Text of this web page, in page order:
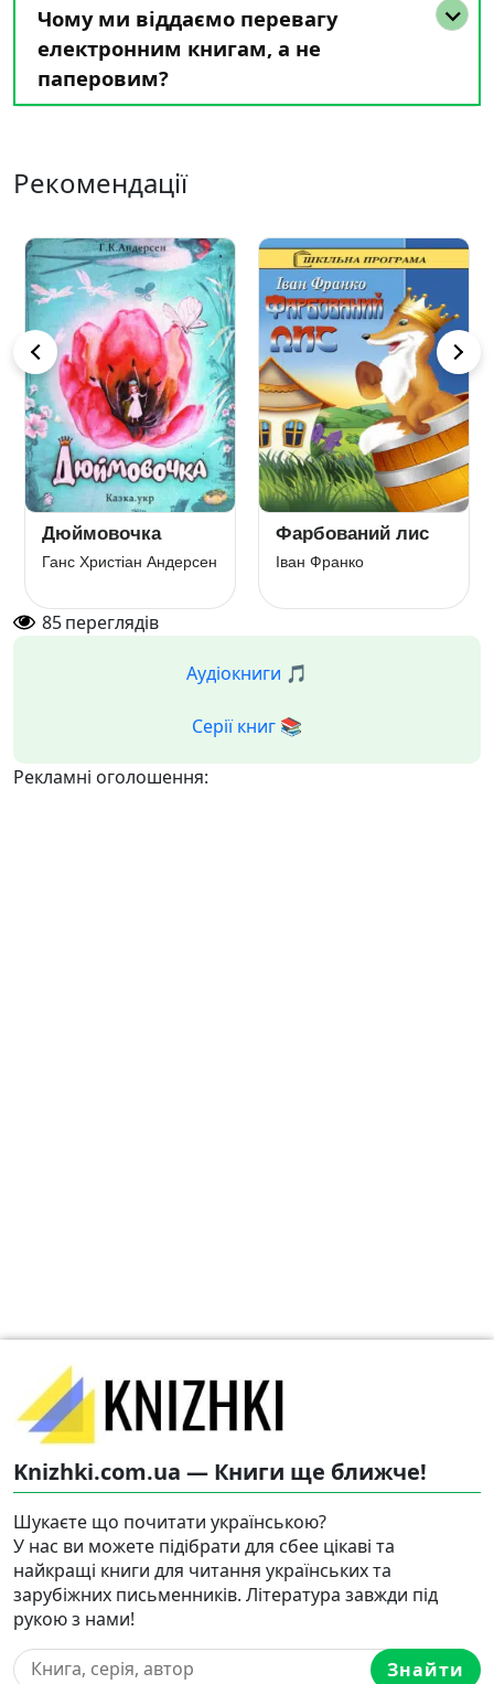
Чому ми віддаємо перевагу
електронним книгам, а не
паперовим?
Рекомендації
Дюймовочка
Ганс Христіан Андерсен
Фарбований лис
Іван Франко
85переглядів
Аудіокниги 🎵
Серії книг 📚
Рекламні оголошення:
Knizhki.com.ua — Книги ще ближче!
Шукаєте що почитати українською?
У нас ви можете підібрати для сбее цікаві та
найкращі книги для читання українських та
зарубіжних письменників. Література завжди під
рукою з нами!
Знайти